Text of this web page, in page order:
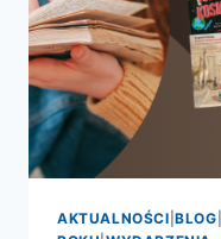
AKTUALNOŚCI |BLOG